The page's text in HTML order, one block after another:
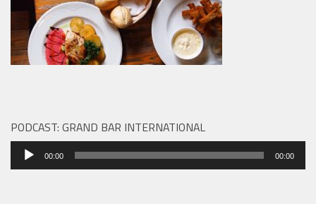
PODCAST: GRAND BAR INTERNATIONAL
Audio
přehrávač
00:00 00:00